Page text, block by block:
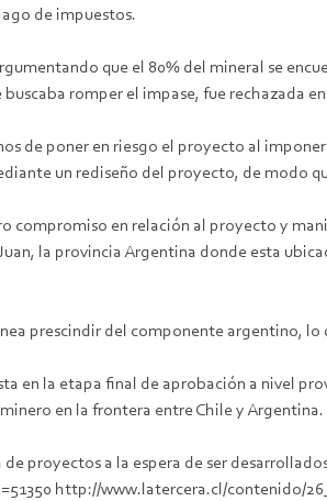
de impuestos.
que el 80% del mineral se
romper el impase, fue rechazada en
de poner en riesgo el proyecto al
un rediseño del proyecto, de modo
compromiso en relación al proyecto y
la provincia Argentina donde esta
prescindir del componente argentino,
en la etapa final de aprobación a nivel
en la frontera entre Chile y Argentina.
proyectos a la espera de ser
http://www.latercera.cl/contenido/